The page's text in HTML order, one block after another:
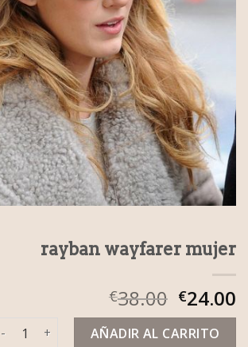
rayban wayfarer mujer
€38.00 €24.00
rayban wayfarer mujer cantidad
AÑADIR AL CARRITO